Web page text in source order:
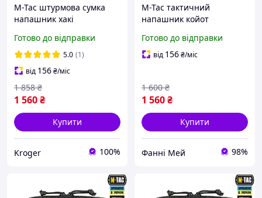
M-Tac штурмова сумка
напашник хакі
плитоноску Large Elite
Gen.II Ranger Green
Готово до відправки
5.0 (1)
від 156₴/міс
1 560₴
1 858 ₴
Купити
Kroger 100%
M-Tac тактичний
напашник койот
підсумок Large Elite GEN.II
армійська сумка на
Готово до відправки
від 156₴/міс
1 560₴
1 600 ₴
Купити
Фанні Мей 98%